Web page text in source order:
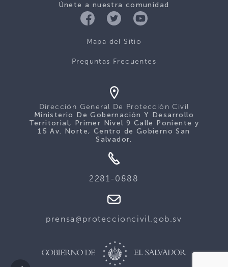
Únete a nuestra comunidad
Mapa del Sitio
Preguntas Frecuentes
Dirección General De Protección Civil
Ministerio De Gobernación Y Desarrollo
Territorial, Primer Nivel 9 Calle Poniente y
15 Av. Norte, Centro de Gobierno San
Salvador.
2281-0888
prensa@proteccioncivil.gob.sv